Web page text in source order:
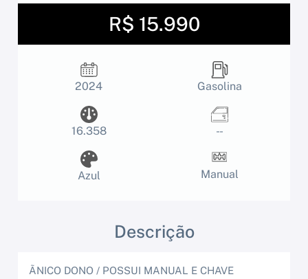
R$ 15.990
2024 Gasolina
16.358 - -
Azul Manual
Descrição
ÃNICO DONO / POSSUI MANUAL E CHAVE